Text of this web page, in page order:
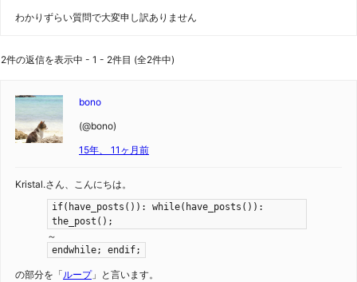
わかりずらい質問で大変申し訳ありません
2件の返信を表示中 - 1 - 2件目 (全2件中)
bono
(@bono)
15年、 11ヶ月前
Kristal.さん、こんにちは。
if(have_posts()): while(have_posts()):
the_post();
～
endwhile; endif;
の部分を「ループ」と言います。